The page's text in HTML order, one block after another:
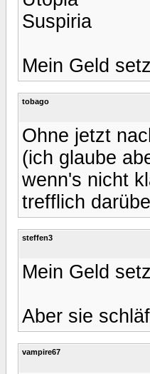
Suspiria
Mein Geld
tobago
Ohne jetzt
(ich glaube
wenn's nicht
trefflich
steffen3
Mein Geld
Aber sie
vampire67